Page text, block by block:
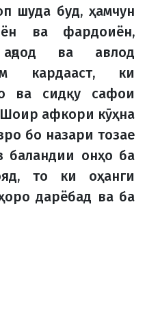
шуда буд, ҳамчун
ва фардоиён,
ва авлод
кардааст, ки
ва сидқу сафои
афкори кӯҳна
бо назари тозае
баландии онҳо ба
то ки оҳанги
дарёбад ва ба